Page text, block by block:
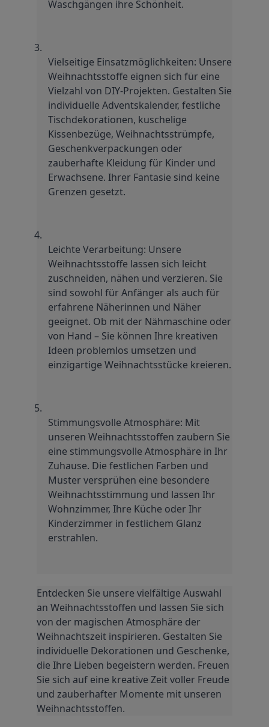
Waschgängen ihre Schönheit.
Vielseitige Einsatzmöglichkeiten: Unsere
Weihnachtsstoffe eignen sich für eine
Vielzahl von DIY-Projekten. Gestalten Sie
individuelle Adventskalender, festliche
Tischdekorationen, kuschelige
Kissenbezüge, Weihnachtsstrümpfe,
Geschenkverpackungen oder
zauberhafte Kleidung für Kinder und
Erwachsene. Ihrer Fantasie sind keine
Grenzen gesetzt.
Leichte Verarbeitung: Unsere
Weihnachtsstoffe lassen sich leicht
zuschneiden, nähen und verzieren. Sie
sind sowohl für Anfänger als auch für
erfahrene Näherinnen und Näher
geeignet. Ob mit der Nähmaschine oder
von Hand – Sie können Ihre kreativen
Ideen problemlos umsetzen und
einzigartige Weihnachtsstücke kreieren.
Stimmungsvolle Atmosphäre: Mit
unseren Weihnachtsstoffen zaubern Sie
eine stimmungsvolle Atmosphäre in Ihr
Zuhause. Die festlichen Farben und
Muster versprühen eine besondere
Weihnachtsstimmung und lassen Ihr
Wohnzimmer, Ihre Küche oder Ihr
Kinderzimmer in festlichem Glanz
erstrahlen.
Entdecken Sie unsere vielfältige Auswahl
an Weihnachtsstoffen und lassen Sie sich
von der magischen Atmosphäre der
Weihnachtszeit inspirieren. Gestalten Sie
individuelle Dekorationen und Geschenke,
die Ihre Lieben begeistern werden. Freuen
Sie sich auf eine kreative Zeit voller Freude
und zauberhafter Momente mit unseren
Weihnachtsstoffen.